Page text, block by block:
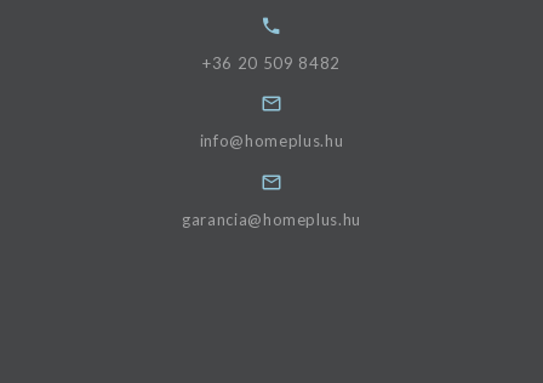
+36 20 509 8482
info@homeplus.hu
garancia@homeplus.hu